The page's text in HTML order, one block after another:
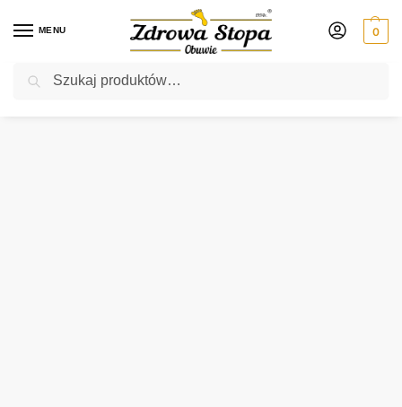
MENU 0
Rabat ⚡ 5% kod: ZDROWASTOPA (na obuwie poza promocją)